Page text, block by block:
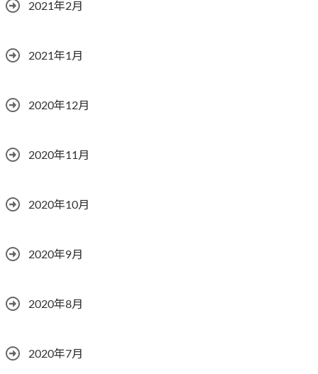
2021年2月
2021年1月
2020年12月
2020年11月
2020年10月
2020年9月
2020年8月
2020年7月